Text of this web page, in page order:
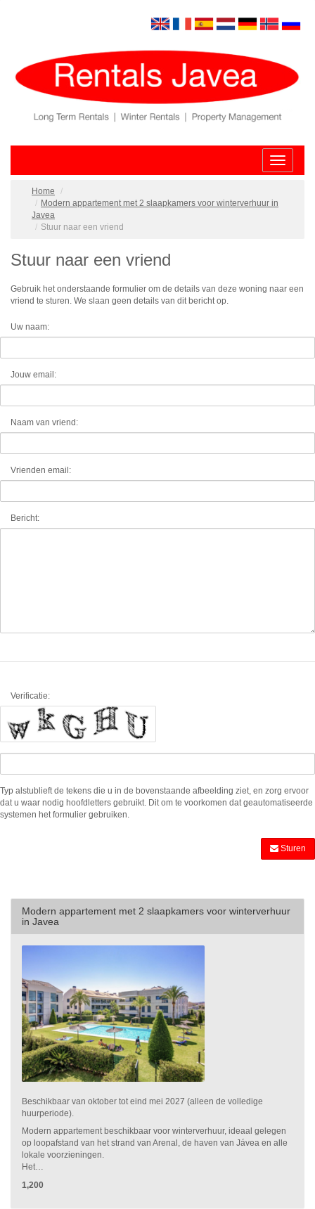
Toggle
Home
Modern appartement met 2 slaapkamers voor winterverhuur in
Javea
Stuur naar een vriend
Stuur naar een vriend
Gebruik het onderstaande formulier om de details van deze woning naar een
vriend te sturen. We slaan geen details van dit bericht op.
Uw naam:
Jouw email:
Naam van vriend:
Vrienden email:
Bericht:
Verificatie:
Typ alstublieft de tekens die u in de bovenstaande afbeelding ziet, en zorg ervoor
dat u waar nodig hoofdletters gebruikt. Dit om te voorkomen dat geautomatiseerde
systemen het formulier gebruiken.
Sturen
Modern appartement met 2 slaapkamers voor winterverhuur
in Javea
Beschikbaar van oktober tot eind mei 2027 (alleen de volledige
huurperiode).
Modern appartement beschikbaar voor winterverhuur, ideaal gelegen
op loopafstand van het strand van Arenal, de haven van Jávea en alle
lokale voorzieningen.
Het…
1,200